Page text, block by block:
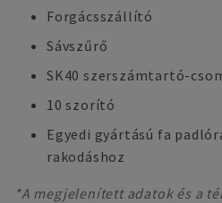
Forgácsszállító
Sávszűrő
SK40 szerszámtartó-
10 szorító
Egyedi gyártású fa
rakodáshoz
*A megjelenített adatok és a